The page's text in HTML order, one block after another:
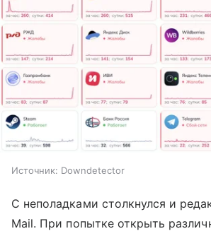
Источник: Downdetector
С неполадками столкнулся и
Mail. При попытке открыть